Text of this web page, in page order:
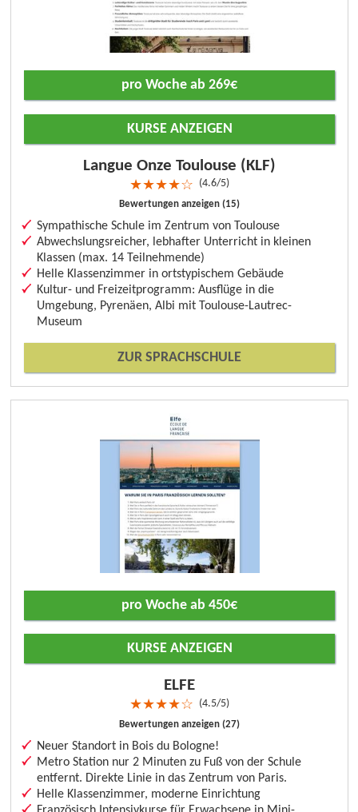
Langue Onze Toulouse (KLF)
★★★★☆ 4.6/5
Bewertungen anzeigen (15)
Sympathische Schule im Zentrum von Toulouse
Abwechslungsreicher, lebhafter Unterricht in kleinen
Klassen (max. 14 Teilnehmende)
Helle Klassenzimmer in ortstypischem Gebäude
Kultur- und Freizeitprogramm: Ausflüge in die
Umgebung, Pyrenäen, Albi mit Toulouse-Lautrec-
Museum
ZUR SPRACHSCHULE
pro Woche ab 269€
KURSE ANZEIGEN
ELFE
★★★★☆ 4.5/5
Bewertungen anzeigen (27)
Neuer Standort in Bois du Bologne!
Metro Station nur 2 Minuten zu Fuß von der Schule
entfernt. Direkte Linie in das Zentrum von Paris.
Helle Klassenzimmer, moderne Einrichtung
pro Woche ab 450€
KURSE ANZEIGEN